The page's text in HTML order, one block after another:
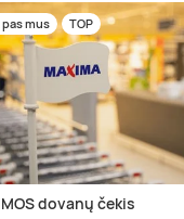
pas mus TOP
dovanų čekis